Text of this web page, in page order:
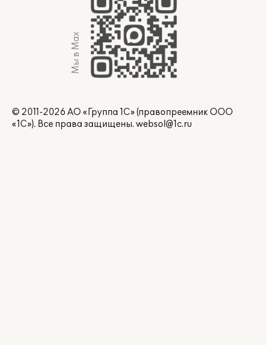
Мы в Max
© 2011-2026 АО «Группа 1С» (правопреемник ООО
«1С»). Все права защищены. websol@1c.ru